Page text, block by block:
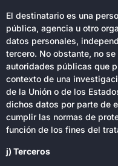
El destinatario es una
pública, agencia u otro
datos personales,
tercero. No obstante, no
autoridades públicas que
contexto de una
de la Unión o de los
dichos datos por parte de
cumplir las normas de
función de los fines del
j) Terceros